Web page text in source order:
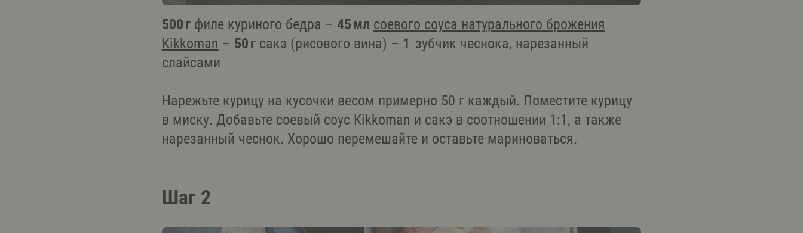
500 г филе куриного бедра – 45 мл соевого соуса натурального брожения
Kikkoman – 50 г сакэ (рисового вина) – 1 зубчик чеснока, нарезанный
слайсами
Нарежьте курицу на кусочки весом примерно 50 г каждый. Поместите курицу
в миску. Добавьте соевый соус Kikkoman и сакэ в соотношении 1:1, а также
нарезанный чеснок. Хорошо перемешайте и оставьте мариноваться.
Шаг 2